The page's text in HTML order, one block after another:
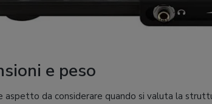
e peso
aspetto da considerare quando si valuta la